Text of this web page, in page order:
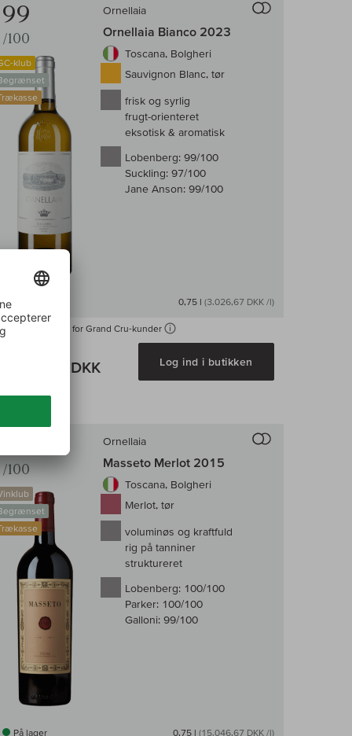
99
/100
klub
Ornellaia
Ornellaia Bianco 2023
Toscana, Bolgheri
Sauvignon Blanc, tør
frisk og syrlig
frugt-orienteret
eksotisk & aromatisk
Lobenberg: 99/100
Suckling: 97/100
Jane Anson: 99/100
0,75 l (3.026,67 DKK /l)
Kun tilgængelig for Grand Cru-kunder
2.270,00 DKK Log ind i butikken
af vin
/100
Ornellaia
Masseto Merlot 2015
Toscana, Bolgheri
Merlot, tør
voluminøs og kraftfuld
rig på tanniner
struktureret
Lobenberg: 100/100
Parker: 100/100
Galloni: 99/100
På lager 0,75 l (15.046,67 DKK /l)